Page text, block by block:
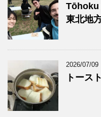
東北地
2026/07/09
トース